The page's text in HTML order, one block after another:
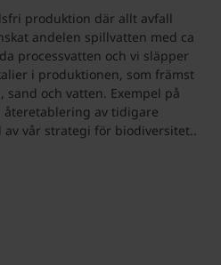
produktion där allt avfall
andelen spillvatten med ca
processvatten och vi släpper
i produktionen, som främst
och vatten. Exempel på
av tidigare
vår strategi för biodiversitet..